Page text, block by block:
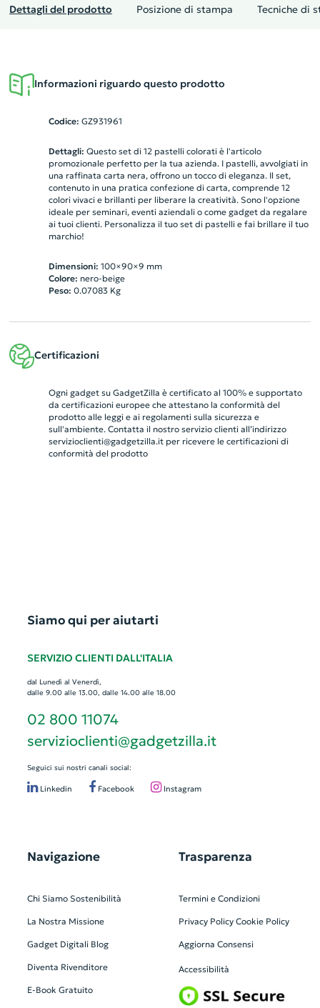
Dettagli del prodotto Posizione di stampa Tecniche di
Informazioni riguardo questo prodotto
Codice: GZ931961
Dettagli: Questo set di 12 pastelli colorati è l'articolo
promozionale perfetto per la tua azienda. I pastelli, avvolgiati in
una raffinata carta nera, offrono un tocco di eleganza. Il set,
contenuto in una pratica confezione di carta, comprende 12
colori vivaci e brillanti per liberare la creatività. Sono l'opzione
ideale per seminari, eventi aziendali o come gadget da regalare
ai tuoi clienti. Personalizza il tuo set di pastelli e fai brillare il tuo
marchio!
Dimensioni: 100×90×9 mm
Colore: nero-beige
Peso: 0.07083Kg
Certificazioni
Ogni gadget su GadgetZilla è certificato al 100% e supportato
da certificazioni europee che attestano la conformità del
prodotto alle leggi e ai regolamenti sulla sicurezza e
sull'ambiente. Contatta il nostro servizio clienti all’indirizzo
servizioclienti@gadgetzilla.itper ricevere le certificazioni di
conformità del prodotto
Siamo qui per aiutarti
SERVIZIO CLIENTI DALL'ITALIA
dal Lunedì al Venerdì,
dalle 9.00 alle 13.00, dalle 14.00 alle 18.00
02 800 11074
servizioclienti@gadgetzilla.it
Seguici sui nostri canali social:
Linkedin Facebook Instagram
Navigazione
Chi Siamo Sostenibilità
La Nostra Missione
Gadget Digitali Blog
Diventa Rivenditore
E-Book Gratuito
Trasparenza
Termini e Condizioni
Privacy Policy Cookie Policy
Aggiorna Consensi
Accessibilità